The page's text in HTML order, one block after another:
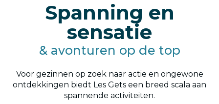
Spanning en
sensatie
& avonturen op de top
Voor gezinnen op zoek naar actie en ongewone
ontdekkingen biedt Les Gets een breed scala aan
spannende activiteiten.